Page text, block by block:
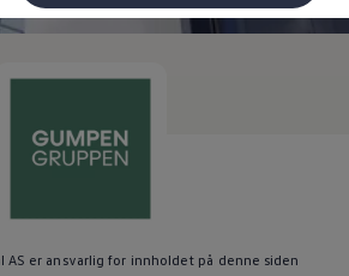
kjøpe bil
AS er ansvarlig for innholdet på denne siden